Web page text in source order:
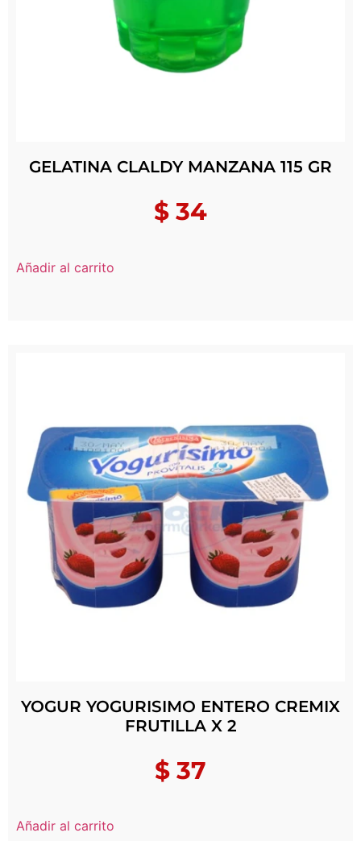
GELATINA CLALDY MANZANA 115 GR
$ 34
Añadir al carrito
YOGUR YOGURISIMO ENTERO CREMIX
FRUTILLA X 2
$ 37
Añadir al carrito